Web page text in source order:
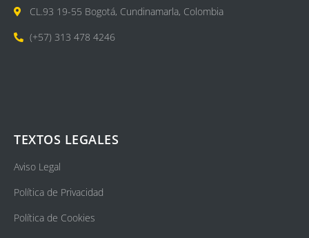
CL.93 19-55 Bogotá, Cundinamarla, Colombia
(+57) 313 478 4246
TEXTOS LEGALES
Aviso Legal
Política de Privacidad
Política de Cookies